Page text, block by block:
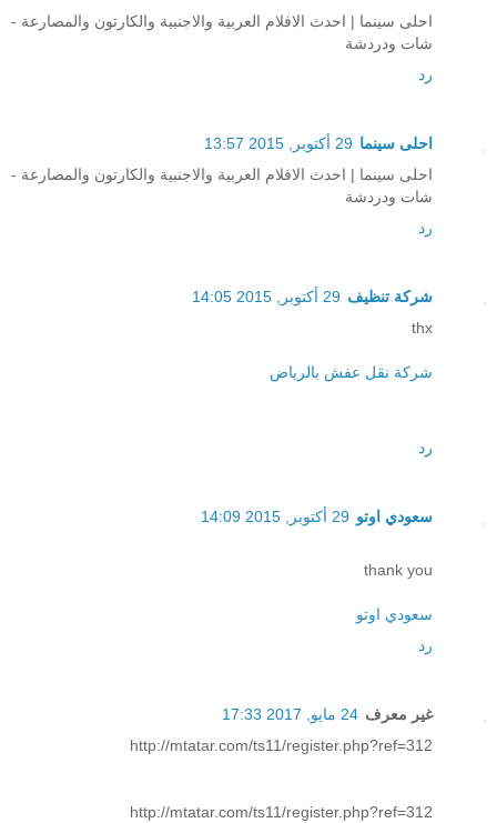
احلى سينما | احدث الافلام العربية والاجنبية والكارتون والمصارعة -
شات ودردشة
رد
احلى سينما 29 أكتوبر, 2015 13:57
احلى سينما | احدث الافلام العربية والاجنبية والكارتون والمصارعة -
شات ودردشة
رد
شركة تنظيف 29 أكتوبر, 2015 14:05
thx
شركة نقل عفش بالرياض
رد
سعودي اوتو 29 أكتوبر, 2015 14:09
thank you
سعودي اوتو
رد
غير معرف 24 مايو, 2017 17:33
http://mtatar.com/ts11/register.php?ref=312
http://mtatar.com/ts11/register.php?ref=312